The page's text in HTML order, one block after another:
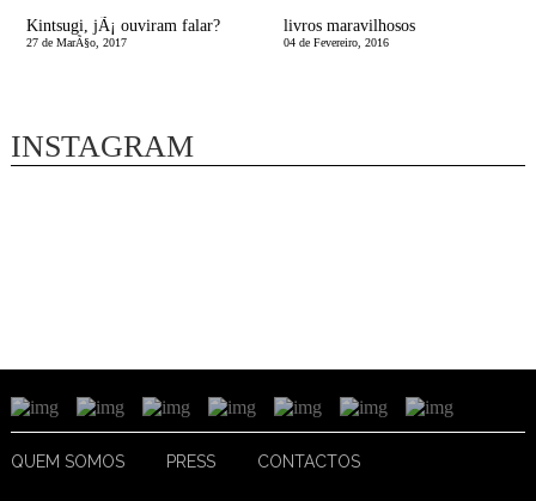
Kintsugi, jÃ¡ ouviram falar?
27 de MarÃ§o, 2017
livros maravilhosos
04 de Fevereiro, 2016
INSTAGRAM
QUEM SOMOS PRESS CONTACTOS